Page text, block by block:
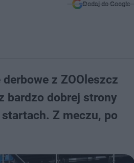
Dodaj do Google
z ZOOleszcz
bardzo dobrej strony
Z meczu, po